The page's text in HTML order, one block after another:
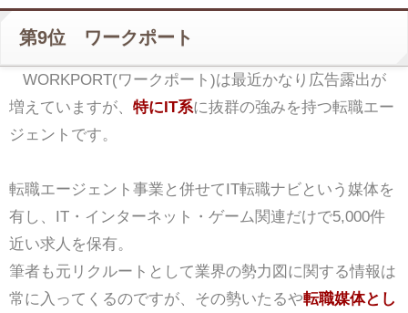
第9位 ワークポート
WORKPORT(ワークポート)は最近かなり広告露出が
増えていますが、 特にIT系に抜群の強みを持つ転職エー
ジェントです。
転職エージェント事業と併せてIT転職ナビという媒体を
有し、IT・インターネット・ゲーム関連だけで5,000件
近い求人を保有。
筆者も元リクルートとして業界の勢力図に関する情報は
常に入ってくるのですが、その勢いたるや転職媒体とし